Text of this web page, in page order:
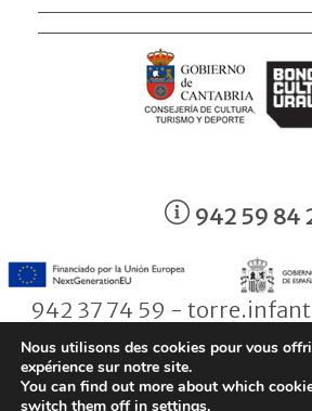
942 59 84
942 37 74 59 -
© Consejería de Cultura, Turismo y Deporte.
Nous utilisons des cookies pour vous
expérience sur notre site.
You can find out more about which
switch them off in settings.